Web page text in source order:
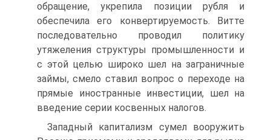
обращение, укрепила позиции рубля и
обеспечила его конвертируемость. Витте
последовательно проводил политику
утяжеления структуры промышленности и
с этой целью широко шел на заграничные
займы, смело ста­вил вопрос о переходе на
прямые иностранные инвестиции, шел на
введение серии косвенных налогов.
Западный капитализм сумел вооружить